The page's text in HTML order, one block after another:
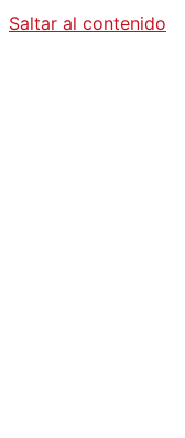
Saltar al contenido